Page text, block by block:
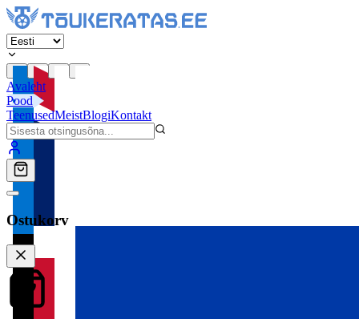
Avaleht
Pood
TeenusedMeistBlogiKontakt
Ostukorv